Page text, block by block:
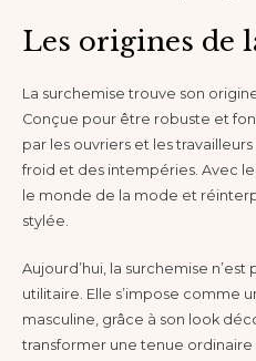
Les origines de
La surchemise trouve son
Conçue pour être robuste et
par les ouvriers et les
froid et des intempéries. Avec
le monde de la mode et
stylée.
Aujourd’hui, la surchemise
utilitaire. Elle s’impose comme
masculine, grâce à son look
transformer une tenue ordinaire